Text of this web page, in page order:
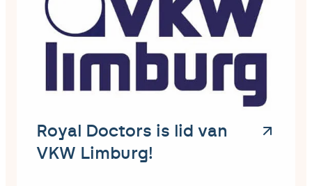
Royal Doctors is lid van
VKW Limburg!